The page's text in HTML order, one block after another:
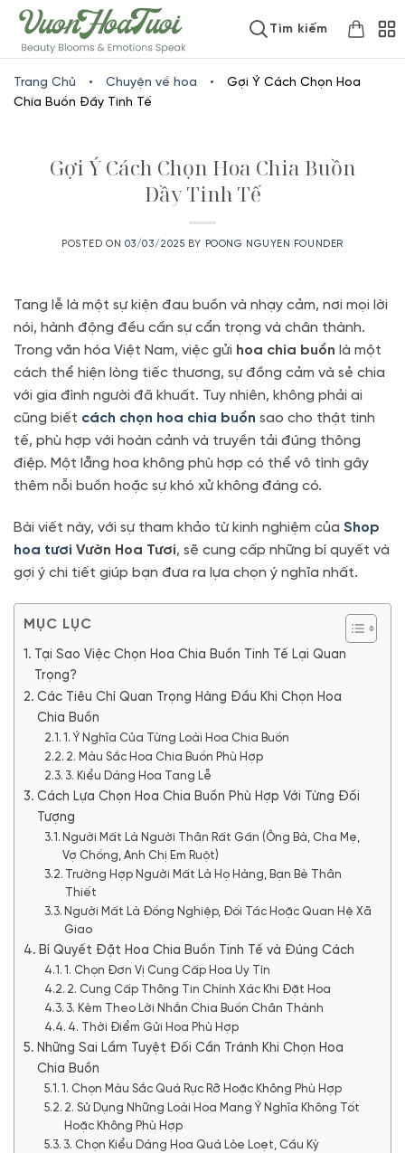
www.vuonhoatuoi.vnSkip
to
content
Tìm kiếm
Trang Chủ • Chuyện về hoa •
Gợi Ý Cách Chọn Hoa
Chia Buồn Đầy Tinh Tế
Gợi Ý Cách Chọn Hoa Chia Buồn
Đầy Tinh Tế
POSTED ON 03/03/2025 BY POONG NGUYEN FOUNDER
Tang lễ là một sự kiện đau buồn và nhạy cảm, nơi mọi lời
nói, hành động đều cần sự cẩn trọng và chân thành.
Trong văn hóa Việt Nam, việc gửi hoa chia buồn là một
cách thể hiện lòng tiếc thương, sự đồng cảm và sẻ chia
với gia đình người đã khuất. Tuy nhiên, không phải ai
cũng biết cách chọn hoa chia buồn sao cho thật tinh
tế, phù hợp với hoàn cảnh và truyền tải đúng thông
điệp. Một lẵng hoa không phù hợp có thể vô tình gây
thêm nỗi buồn hoặc sự khó xử không đáng có.
Bài viết này, với sự tham khảo từ kinh nghiệm của Shop
hoa tươi Vườn Hoa Tươi, sẽ cung cấp những bí quyết và
gợi ý chi tiết giúp bạn đưa ra lựa chọn ý nghĩa nhất.
MỤC LỤC
Tại Sao Việc Chọn Hoa Chia Buồn Tinh Tế Lại Quan
Trọng?
Các Tiêu Chí Quan Trọng Hàng Đầu Khi Chọn Hoa
Chia Buồn
1. Ý Nghĩa Của Từng Loài Hoa Chia Buồn
2. Màu Sắc Hoa Chia Buồn Phù Hợp
3. Kiểu Dáng Hoa Tang Lễ
Cách Lựa Chọn Hoa Chia Buồn Phù Hợp Với Từng Đối
Tượng
Người Mất Là Người Thân Rất Gần (Ông Bà, Cha Mẹ,
Vợ Chồng, Anh Chị Em Ruột)
Trường Hợp Người Mất Là Họ Hàng, Bạn Bè Thân
Thiết
Người Mất Là Đồng Nghiệp, Đối Tác Hoặc Quan Hệ Xã
Giao
Bí Quyết Đặt Hoa Chia Buồn Tinh Tế và Đúng Cách
1. Chọn Đơn Vị Cung Cấp Hoa Uy Tín
2. Cung Cấp Thông Tin Chính Xác Khi Đặt Hoa
3. Kèm Theo Lời Nhắn Chia Buồn Chân Thành
4. Thời Điểm Gửi Hoa Phù Hợp
Những Sai Lầm Tuyệt Đối Cần Tránh Khi Chọn Hoa
Chia Buồn
1. Chọn Màu Sắc Quá Rực Rỡ Hoặc Không Phù Hợp
2. Sử Dụng Những Loài Hoa Mang Ý Nghĩa Không Tốt
Hoặc Không Phù Hợp
3. Chọn Kiểu Dáng Hoa Quá Lòe Loẹt, Cầu Kỳ